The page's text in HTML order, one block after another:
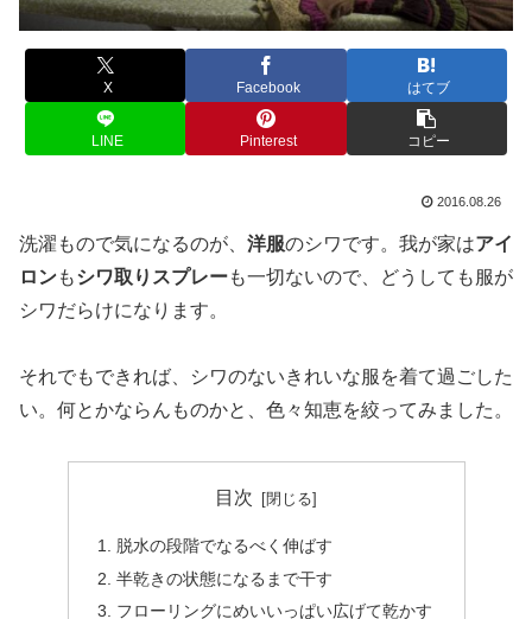
X Facebook はてブ
LINE Pinterest コピー
2016.08.26
洗濯もので気になるのが、 洋服のシワです。我が家はアイ
ロンもシワ取りスプレーも一切ないので、どうしても服が
シワだらけになります。
それでもできれば、シワのないきれいな服を着て過ごした
い。何とかならんものかと、色々知恵を絞ってみました。
目次
脱水の段階でなるべく伸ばす
半乾きの状態になるまで干す
フローリングにめいいっぱい広げて乾かす